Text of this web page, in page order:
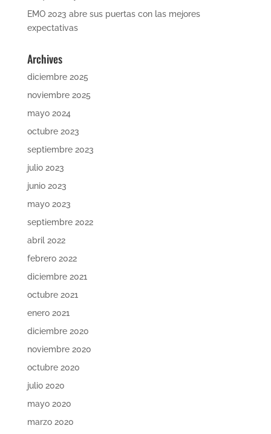
EMO 2023 abre sus puertas con las mejores
expectativas
Archives
diciembre 2025
noviembre 2025
mayo 2024
octubre 2023
septiembre 2023
julio 2023
junio 2023
mayo 2023
septiembre 2022
abril 2022
febrero 2022
diciembre 2021
octubre 2021
enero 2021
diciembre 2020
noviembre 2020
octubre 2020
julio 2020
mayo 2020
marzo 2020